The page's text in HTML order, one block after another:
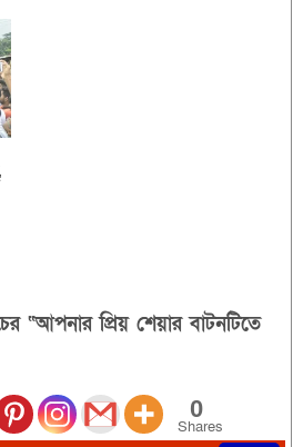
“আপনার প্রিয় শেয়ার বাটনটিতে
0
Shares